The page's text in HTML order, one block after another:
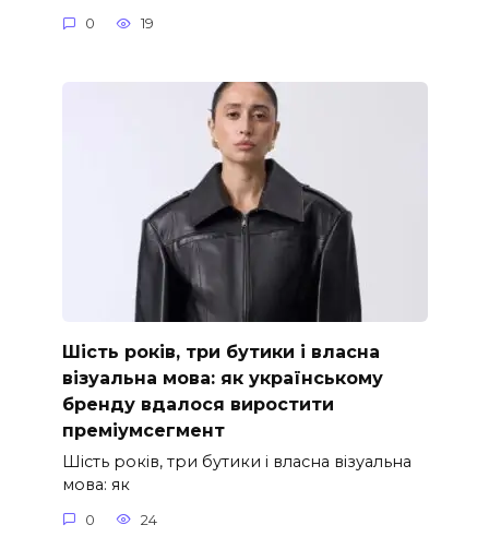
0 19
Шість років, три бутики і власна
візуальна мова: як українському
бренду вдалося виростити
преміумсегмент
Шість років, три бутики і власна візуальна
мова: як
0 24